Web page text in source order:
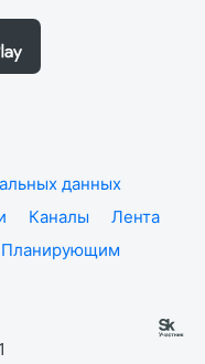
данных
Каналы
Лента
Планирующим